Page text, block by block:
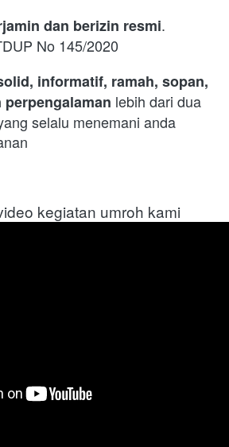
dan berizin resmi.
No 145/2020
informatif, ramah, sopan,
perpengalaman lebih dari dua
selalu menemani anda
kegiatan umroh kami